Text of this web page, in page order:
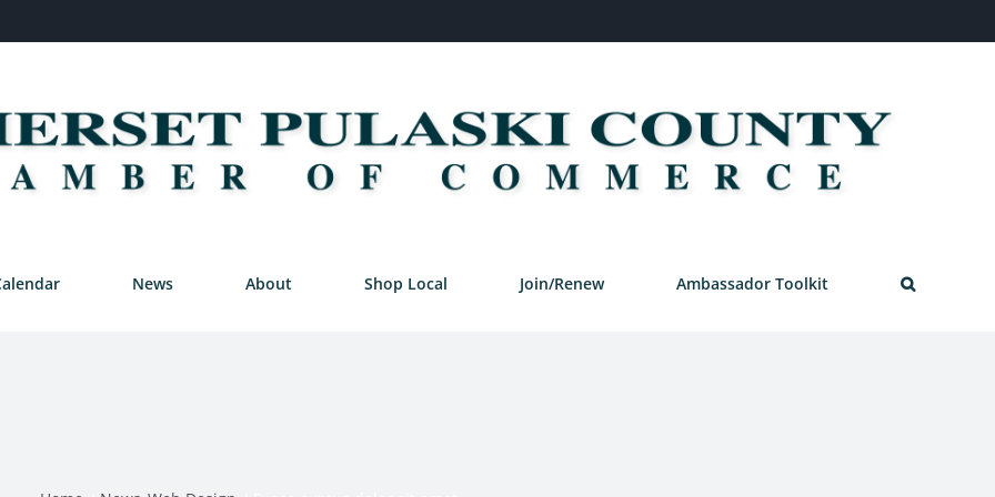
News About Shop Local Join/Renew Ambassador Toolkit